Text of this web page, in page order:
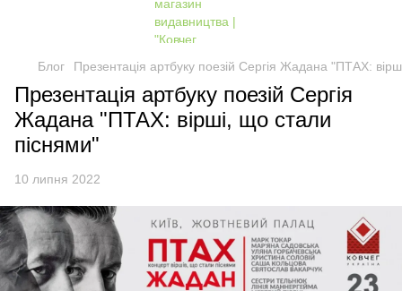
Блог Презентація артбуку поезій Сергія Жадана "ПТАХ:
Презентація артбуку поезій Сергія
Жадана "ПТАХ: вірші, що стали
піснями"
10 липня 2022